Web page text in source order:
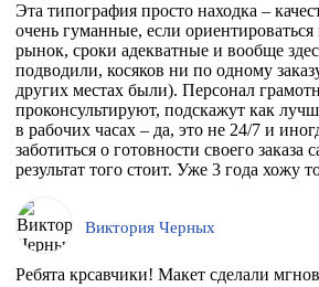
Эта типография просто находка –
очень гуманные, если
рынок, сроки адекватные и вообще
подводили, косяков ни по одному
других местах были). Персонал
проконсультируют, подскажут как
в рабочих часах – да, это не 24/7 и
заботиться о готовности своего заказа
результат того стоит. Уже 3 года хожу
Виктория Черных
Ребята крсавчики! Макет сделали